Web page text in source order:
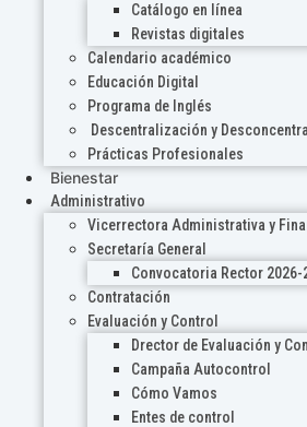
Catálogo en línea
Revistas digitales
Calendario académico
Educación Digital
Programa de Inglés
Descentralización y
Prácticas Profesionales
Bienestar
Administrativo
Vicerrectora Administrativa y
Secretaría General
Convocatoria Rector 2026-
Contratación
Evaluación y Control
Drector de Evaluación y
Campaña Autocontrol
Cómo Vamos
Entes de control